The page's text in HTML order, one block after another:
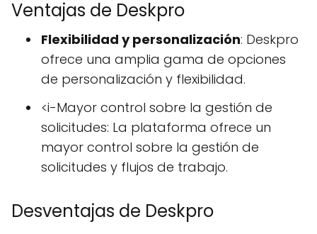
Ventajas de Deskpro
Flexibilidad y personalización: Deskpro
ofrece una amplia gama de opciones
de personalización y flexibilidad.
<i-Mayor control sobre la gestión de
solicitudes: La plataforma ofrece un
mayor control sobre la gestión de
solicitudes y flujos de trabajo.
Desventajas de Deskpro